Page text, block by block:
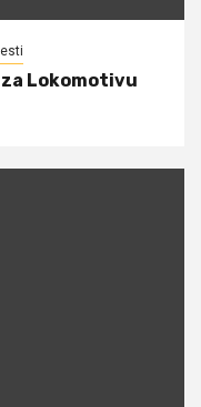
Lokomotivu